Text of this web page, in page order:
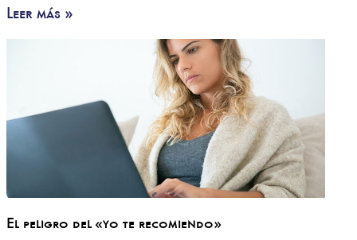
Leer más »
El peligro del «yo te recomiendo»